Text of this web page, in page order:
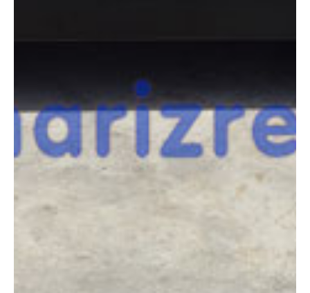
PRAMAC P18000
(STAGE V)